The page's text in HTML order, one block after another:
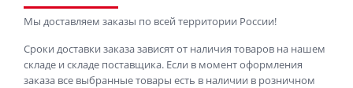
Мы доставляем заказы по всей территории России!
Сроки доставки заказа зависят от наличия товаров на нашем
складе и складе поставщика. Если в момент оформления
заказа все выбранные товары есть в наличии в розничном